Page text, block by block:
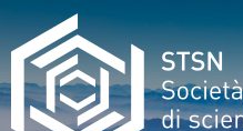
Skip
to
content